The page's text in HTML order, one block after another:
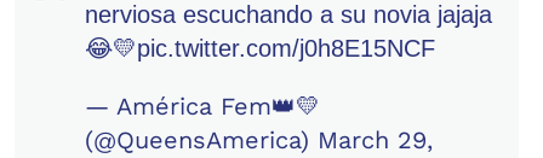
nerviosa escuchando a su novia jajaja
😂💛pic.twitter.com/j0h8E15NCF
— América Fem👑💛
(@QueensAmerica) March 29,